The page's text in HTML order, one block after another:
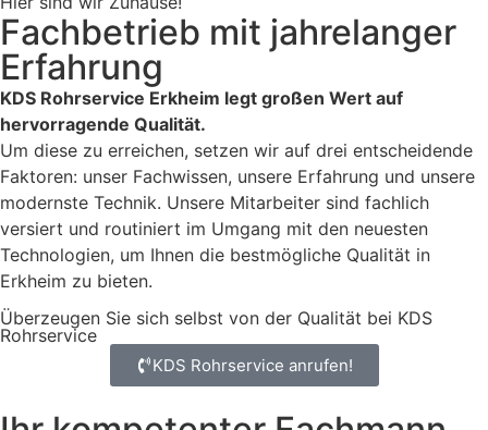
Fachbetrieb mit jahrelanger
Erfahrung
KDS Rohrservice Erkheim legt großen Wert auf
hervorragende Qualität.
Um diese zu erreichen, setzen wir auf drei entscheidende
Faktoren: unser Fachwissen, unsere Erfahrung und unsere
modernste Technik. Unsere Mitarbeiter sind fachlich
versiert und routiniert im Umgang mit den neuesten
Technologien, um Ihnen die bestmögliche Qualität in
Erkheim zu bieten.
Überzeugen Sie sich selbst von der Qualität bei KDS
Rohrservice
KDS Rohrservice anrufen!